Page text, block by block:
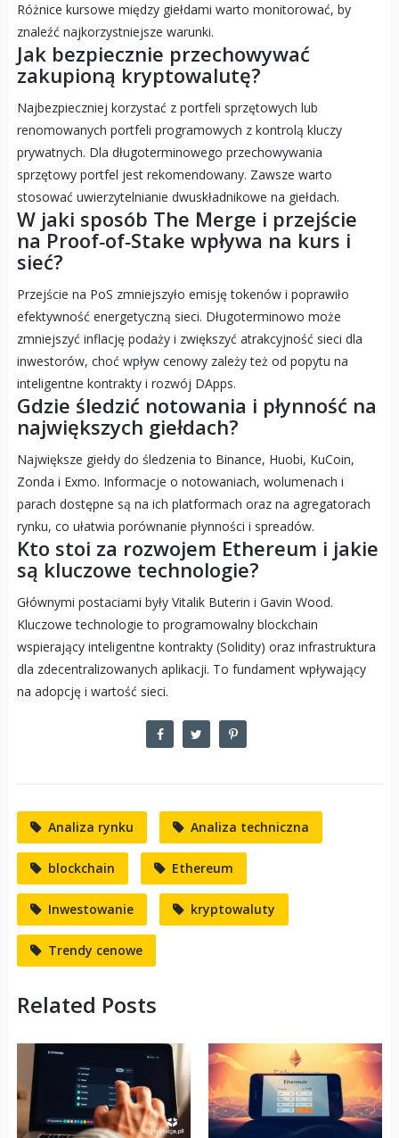
Różnice kursowe między giełdami warto monitorować, by
znaleźć najkorzystniejsze warunki.
Jak bezpiecznie przechowywać
zakupioną kryptowalutę?
Najbezpieczniej korzystać z portfeli sprzętowych lub
renomowanych portfeli programowych z kontrolą kluczy
prywatnych. Dla długoterminowego przechowywania
sprzętowy portfel jest rekomendowany. Zawsze warto
stosować uwierzytelnianie dwuskładnikowe na giełdach.
W jaki sposób The Merge i przejście
na Proof‑of‑Stake wpływa na kurs i
sieć?
Przejście na PoS zmniejszyło emisję tokenów i poprawiło
efektywność energetyczną sieci. Długoterminowo może
zmniejszyć inflację podaży i zwiększyć atrakcyjność sieci dla
inwestorów, choć wpływ cenowy zależy też od popytu na
inteligentne kontrakty i rozwój DApps.
Gdzie śledzić notowania i płynność na
największych giełdach?
Największe giełdy do śledzenia to Binance, Huobi, KuCoin,
Zonda i Exmo. Informacje o notowaniach, wolumenach i
parach dostępne są na ich platformach oraz na agregatorach
rynku, co ułatwia porównanie płynności i spreadów.
Kto stoi za rozwojem Ethereum i jakie
są kluczowe technologie?
Głównymi postaciami były Vitalik Buterin i Gavin Wood.
Kluczowe technologie to programowalny blockchain
wspierający inteligentne kontrakty (Solidity) oraz infrastruktura
dla zdecentralizowanych aplikacji. To fundament wpływający
na adopcję i wartość sieci.
Analiza rynku Analiza techniczna
blockchain Ethereum
Inwestowanie kryptowaluty
Trendy cenowe
Related Posts